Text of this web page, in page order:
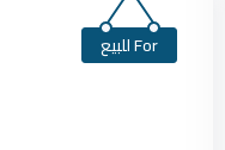
For للبيع